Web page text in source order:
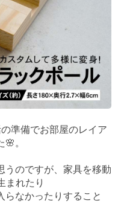
準備でお部屋のレイア
。
うのですが、家具を移動
まれたり
らなかったりすること